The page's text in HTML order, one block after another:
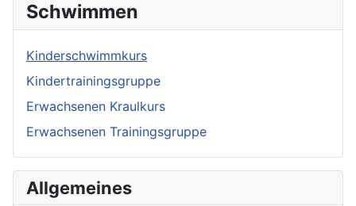
Schwimmen
Kinderschwimmkurs
Kindertrainingsgruppe
Erwachsenen Kraulkurs
Erwachsenen Trainingsgruppe
Allgemeines